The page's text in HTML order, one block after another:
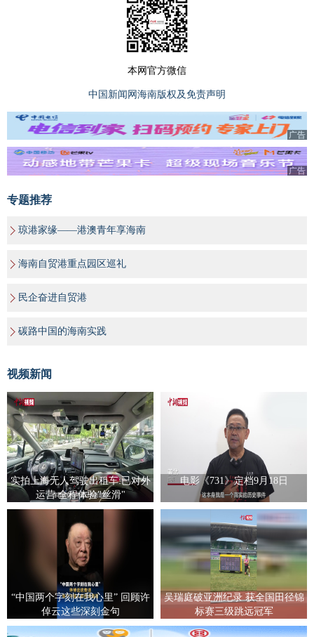
本网官方微信
中国新闻网海南版权及免责声明
广告
广告
专题推荐
琼港家缘——港澳青年享海南
海南自贸港重点园区巡礼
民企奋进自贸港
碳路中国的海南实践
视频新闻
实拍上海无人驾驶出租车:已对外
运营 全程体验"丝滑"
电影《731》定档9月18日
“中国两个字刻在我心里” 回顾许
倬云这些深刻金句
吴瑞庭破亚洲纪录 获全国田径锦
标赛三级跳远冠军